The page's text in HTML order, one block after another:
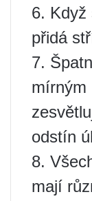
6. Když
přidá
7.
mírným
odstín
8.
mají